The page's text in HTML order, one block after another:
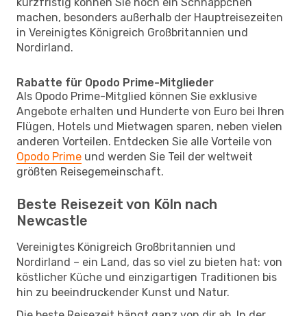
machen, besonders außerhalb der Hauptreisezeiten
in Vereinigtes Königreich Großbritannien und
Nordirland.
Rabatte für Opodo Prime-Mitglieder
Als Opodo Prime-Mitglied können Sie exklusive
Angebote erhalten und Hunderte von Euro bei Ihren
Flügen, Hotels und Mietwagen sparen, neben vielen
anderen Vorteilen. Entdecken Sie alle Vorteile von
Opodo Prime und werden Sie Teil der weltweit
größten Reisegemeinschaft.
Beste Reisezeit von Köln nach
Newcastle
Vereinigtes Königreich Großbritannien und
Nordirland – ein Land, das so viel zu bieten hat: von
köstlicher Küche und einzigartigen Traditionen bis
hin zu beeindruckender Kunst und Natur.